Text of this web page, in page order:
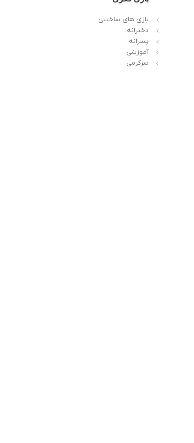
بازی های ساختنی
دخترانه
پسرانه
آموزشی
سرگرمی